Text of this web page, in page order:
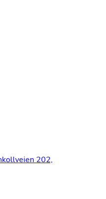
202,
på vegne av barna, er